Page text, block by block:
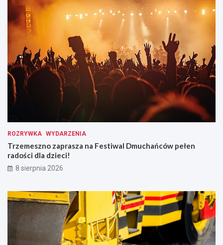
ROZRYWKA WYDARZENIA
Trzemeszno zaprasza na Festiwal Dmuchańców pełen
radości dla dzieci!
8 sierpnia 2026